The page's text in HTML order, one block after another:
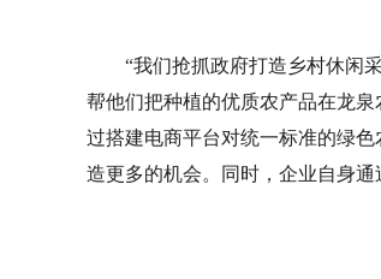
“我们抢抓政府打造乡村休闲
帮他们把种植的优质农产品在龙
过搭建电商平台对统一标准的绿
造更多的机会。同时，企业自身